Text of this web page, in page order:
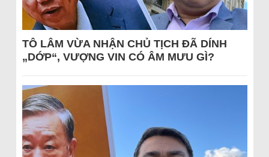
TÔ LÂM VỪA NHẬN CHỦ TỊCH ĐÃ DÍNH
„DỚP“, VƯỢNG VIN CÓ ÂM MƯU GÌ?